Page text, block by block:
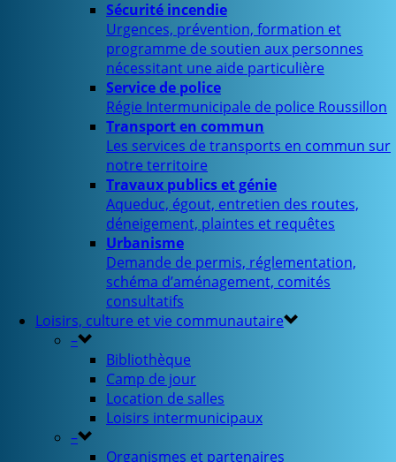
Sécurité incendie
Urgences, prévention, formation et
programme de soutien aux personnes
nécessitant une aide particulière
Service de police
Régie Intermunicipale de police Roussillon
Transport en commun
Les services de transports en commun sur
notre territoire
Travaux publics et génie
Aqueduc, égout, entretien des routes,
déneigement, plaintes et requêtes
Urbanisme
Demande de permis, réglementation,
schéma d’aménagement, comités
consultatifs
Loisirs, culture et vie communautaire
–
Bibliothèque
Camp de jour
Location de salles
Loisirs intermunicipaux
–
Organismes et partenaires